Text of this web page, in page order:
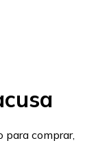
para comprar,